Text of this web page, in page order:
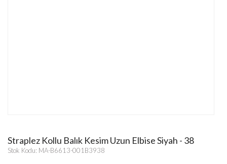
Straplez Kollu Balık Kesim Uzun Elbise Siyah - 38
Stok Kodu: MA-B6613-001B3938